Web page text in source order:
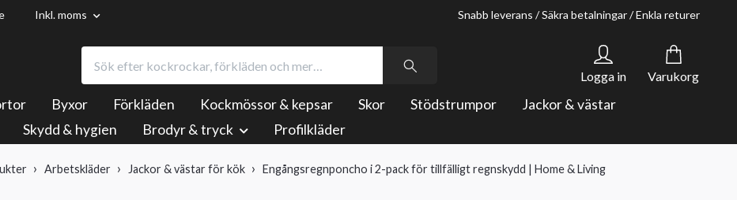
Inkl. moms Snabb leverans / Säkra betalningar / Enkla returer
Logga in Varukorg
Byxor Förkläden Kockmössor & kepsar Skor Stödstrumpor
Jackor & västar
Skydd & hygien Brodyr & tryck Profilkläder
Arbetskläder Jackor & västar för kök Engångsregnponcho i 2-pack för tillfälligt regnskydd | Home & Living